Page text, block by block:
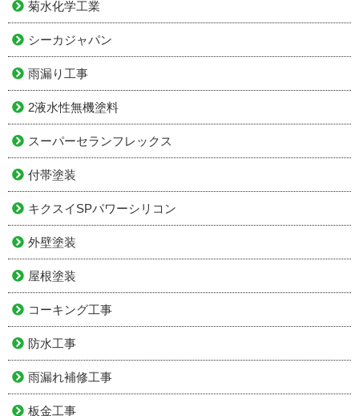
菊水化学工業
シーカジャパン
雨漏り工事
2液水性無機塗料
スーパーセランフレックス
付帯塗装
キクスイSPパワーシリコン
外壁塗装
屋根塗装
コーキング工事
防水工事
雨漏れ補修工事
板金工事